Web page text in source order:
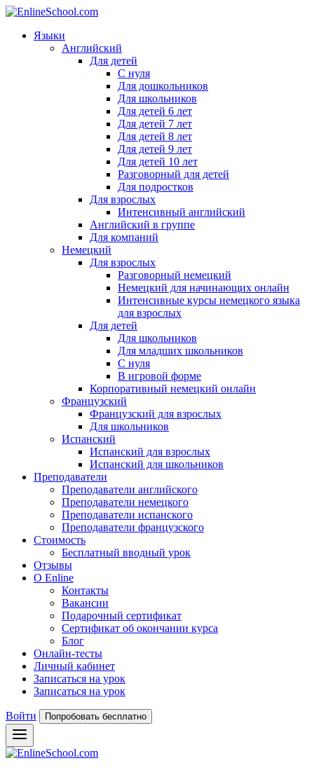
Языки
Английский
Для детей
С нуля
Для дошкольников
Для школьников
Для детей 6 лет
Для детей 7 лет
Для детей 8 лет
Для детей 9 лет
Для детей 10 лет
Разговорный для детей
Для подростков
Для взрослых
Интенсивный английский
Английский в группе
Для компаний
Немецкий
Для взрослых
Разговорный немецкий
Немецкий для начинающих онлайн
Интенсивные курсы немецкого языка
для взрослых
Для детей
Для школьников
Для младших школьников
С нуля
В игровой форме
Корпоративный немецкий онлайн
Французский
Французский для взрослых
Для школьников
Испанский
Испанский для взрослых
Испанский для школьников
Преподаватели
Преподаватели английского
Преподаватели немецкого
Преподаватели испанского
Преподаватели французского
Стоимость
Бесплатный вводный урок
Отзывы
О Enline
Контакты
Вакансии
Подарочный сертификат
Сертификат об окончании курса
Блог
Онлайн-тесты
Личный кабинет
Записаться на урок
Записаться на урок
Войти Попробовать бесплатно